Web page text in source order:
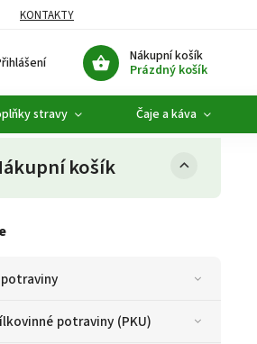
KONTAKTY
Nákupní košík
Prázdný košík
stravy Čaje a káva
košík
potraviny (PKU)